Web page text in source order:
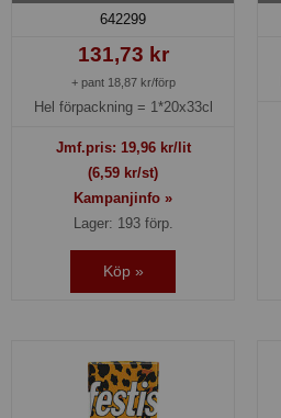
642299
131,73 kr
+ pant 18,87 kr/förp
Hel förpackning = 1*20x33cl
Jmf.pris: 19,96kr/lit
(6,59 kr/st)
Kampanjinfo »
Lager: 193 förp.
Köp »